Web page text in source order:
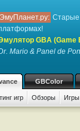
ЭмуПланет.ру: Старые
GBA (Game
Mario & Panel de Pon
GBColor
игр Обзоры